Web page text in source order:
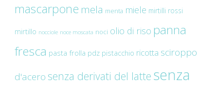
mascarpone mela menta miele mirtilli rossi
mirtillo nocciole noce moscata noci olio di riso panna
fresca pasta frolla pdz pistacchio ricotta sciroppo
d'acero senza derivati del latte senza